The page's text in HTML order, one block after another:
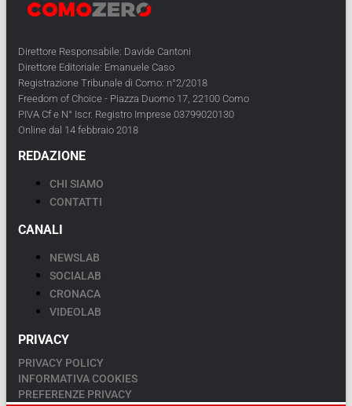
Direttore Responsabile: Davide Cantoni
Direttore Editoriale: Emanuele Caso
Registrazione Tribunale di Como: n°2/2018
Freedom of Choice - Piazza Duomo 17, 22100 Como
PIVA Cf e N° Iscr. Registro Imprese 03799020130
Online dal 14 febbraio 2018
REDAZIONE
CHI SIAMO
CONTATTI
CANALI
NEWSLAB
SOCIALAB
CRONACA
VIDEOLAB
PRIVACY
PRIVACY POLICY
INFORMATIVA COOKIES
PREFERENZE PRIVACY